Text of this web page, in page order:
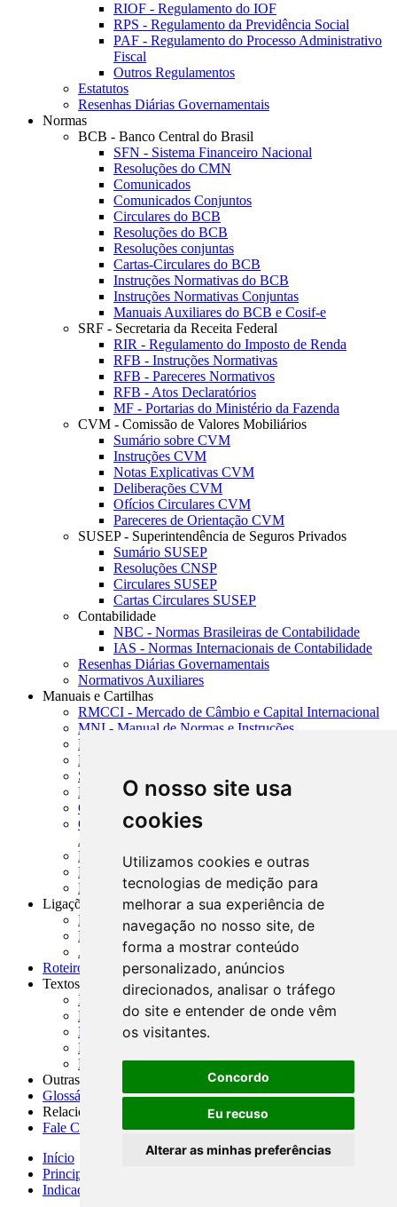
O nosso site usa
cookies
Utilizamos cookies e outras
tecnologias de medição para
melhorar a sua experiência de
navegação no nosso site, de
forma a mostrar conteúdo
personalizado, anúncios
direcionados, analisar o tráfego
do site e entender de onde vêm
os visitantes.
Concordo
Eu recuso
Alterar as minhas preferências
RIOF - Regulamento do IOF
RPS - Regulamento da Previdência Social
PAF - Regulamento do Processo Administrativo
Fiscal
Outros Regulamentos
Estatutos
Resenhas Diárias Governamentais
Normas
BCB - Banco Central do Brasil
SFN - Sistema Financeiro Nacional
Resoluções do CMN
Comunicados
Comunicados Conjuntos
Circulares do BCB
Resoluções do BCB
Resoluções conjuntas
Cartas-Circulares do BCB
Instruções Normativas do BCB
Instruções Normativas Conjuntas
Manuais Auxiliares do BCB e Cosif-e
SRF - Secretaria da Receita Federal
RIR - Regulamento do Imposto de Renda
RFB - Instruções Normativas
RFB - Pareceres Normativos
RFB - Atos Declaratórios
MF - Portarias do Ministério da Fazenda
CVM - Comissão de Valores Mobiliários
Sumário sobre CVM
Instruções CVM
Notas Explicativas CVM
Deliberações CVM
Ofícios Circulares CVM
Pareceres de Orientação CVM
SUSEP - Superintendência de Seguros Privados
Sumário SUSEP
Resoluções CNSP
Circulares SUSEP
Cartas Circulares SUSEP
Contabilidade
NBC - Normas Brasileiras de Contabilidade
IAS - Normas Internacionais de Contabilidade
Resenhas Diárias Governamentais
Normativos Auxiliares
Manuais e Cartilhas
RMCCI - Mercado de Câmbio e Capital Internacional
MNI - Manual de Normas e Instruções
MTVM - Manual de Títulos e Valores Mobiliários
MCR - Manual de Crédito Rural
SISORF - Manual de Organização do SFN
MASUP - Manual de Supervisão Bancária
CADOC - Catálogo de Documentos
CNAE-CONCLA - Classificação Nacional de
Atividades Econômicas
PMF - Cartilhas do BCB
Manuais Auxiliares do BCB e Cosif-e
Resenhas Diárias Governamentais
Ligações Externas
Links Úteis
Presidência da República
Agências Nacionais Reguladoras
Roteiros para Estudos
Textos
Índice de Textos
Editorial
Monografias
Na Imprensa
Fórum de Discussão
Outras ferramentas
Glossário
Relacionamento
Fale Conosco
Início
Principais notícias
Indicadores